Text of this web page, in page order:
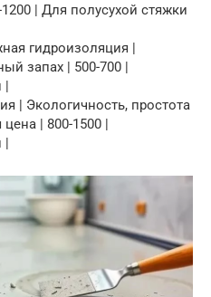
| Для полусухой стяжки
гидроизоляция |
запах | 500-700 |
|
| Экологичность, простота
| 800-1500 |
|